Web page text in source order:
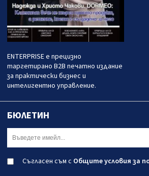
ENTERPRISE е прецизно
таргетирано B2B печатно издание
за практически бизнес и
интелигентно управление.
БЮЛЕТИН
Съгласен съм с Общите условия за